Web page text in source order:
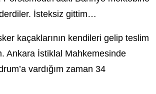
İsteksiz gittim…
kaçaklarının kendileri gelip teslim
Ankara İstiklal Mahkemesinde
vardığım zaman 34